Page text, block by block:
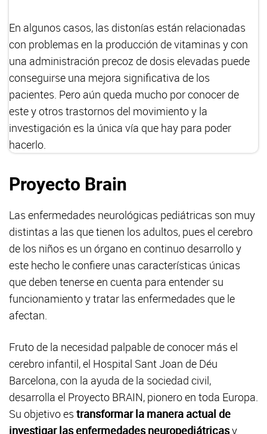
En algunos casos, las distonías están relacionadas
con problemas en la producción de vitaminas y con
una administración precoz de dosis elevadas puede
conseguirse una mejora significativa de los
pacientes. Pero aún queda mucho por conocer de
este y otros trastornos del movimiento y la
investigación es la única vía que hay para poder
hacerlo.
Proyecto Brain
Las enfermedades neurológicas pediátricas son muy
distintas a las que tienen los adultos, pues el cerebro
de los niños es un órgano en continuo desarrollo y
este hecho le confiere unas características únicas
que deben tenerse en cuenta para entender su
funcionamiento y tratar las enfermedades que le
afectan.
Fruto de la necesidad palpable de conocer más el
cerebro infantil, el Hospital Sant Joan de Déu
Barcelona, con la ayuda de la sociedad civil,
desarrolla el Proyecto BRAIN, pionero en toda Europa.
Su objetivo es transformar la manera actual de
investigar las enfermedades neuropediátricasy